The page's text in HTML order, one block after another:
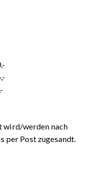
wird/werden nach
per Post zugesandt.